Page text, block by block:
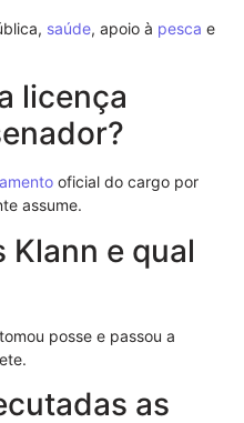
saúde, apoio à pesca e
licença
oficial do cargo por
assume.
Klann e qual
posse e passou a
as